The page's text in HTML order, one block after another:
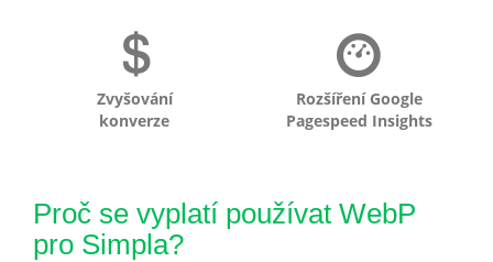
Zvyšování
konverze
Rozšíření Google
Pagespeed Insights
Proč se vyplatí používat WebP
pro Simpla?